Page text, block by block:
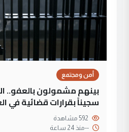
أمن ومجتمع
سجيناً بقرارات قضائية في
--منذ 24 ساعة